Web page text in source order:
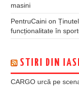
masini
PentruCaini on
funcționalitate în
STIRI DIN IASI
CARGO urcă pe